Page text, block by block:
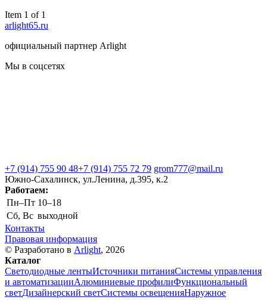
Item 1 of 1
arlight65.ru
официальный партнер Arlight
Мы в соцсетях
+7 (914) 755 90 48+7 (914) 755 72 79 grom777@mail.ru
Южно-Сахалинск, ул.Ленина, д.395, к.2
Работаем:
Пн–Пт 10–18
Сб, Вс выходной
Контакты
Правовая информация
© Разработано в Arlight, 2026
Каталог
Светодиодные лентыИсточники питанияСистемы управления
и автоматизацииАлюминиевые профилиФункциональный
светДизайнерский светСистемы освещенияНаружное